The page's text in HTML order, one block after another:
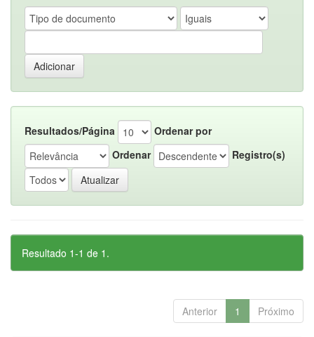
Resultados/Página
Ordenar por
Ordenar
Registro(s)
Resultado 1-1 de 1.
Anterior 1 Próximo